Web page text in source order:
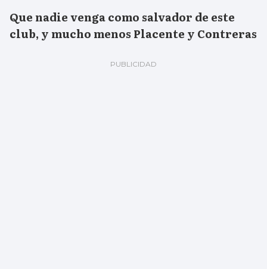
Que nadie venga como salvador de este
club, y mucho menos Placente y Contreras